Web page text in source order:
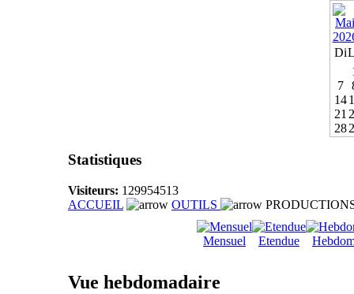
Di
7
14
21
28
Statistiques
Visiteurs: 129954513
ACCUEIL
OUTILS
Mensuel Etendue
Vue hebdomadaire